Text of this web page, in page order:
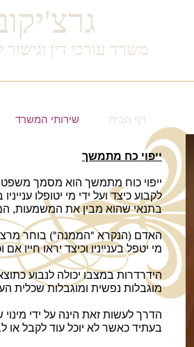
משרד עורכי דין
שירותי המשרד דף הבית
ייפוי כח מתמשך
ייפוי כוח מתמשך הוא מסמך משפטי
לקבוע כיצד ועל ידי מי יטופלו
בתנאי שהוא מבין את המשמעות,
האדם (הנקרא "הממנה") בוחר
מי יטפל בענייניו וכיצד יראו
הידרדרות במצבו יכולה לנבוע
מוגבלות נפשית ומוגבלות שכלית
הדרך לעשות זאת הינה על ידי
בעתיד כאשר לא יוכל עוד לקבל או